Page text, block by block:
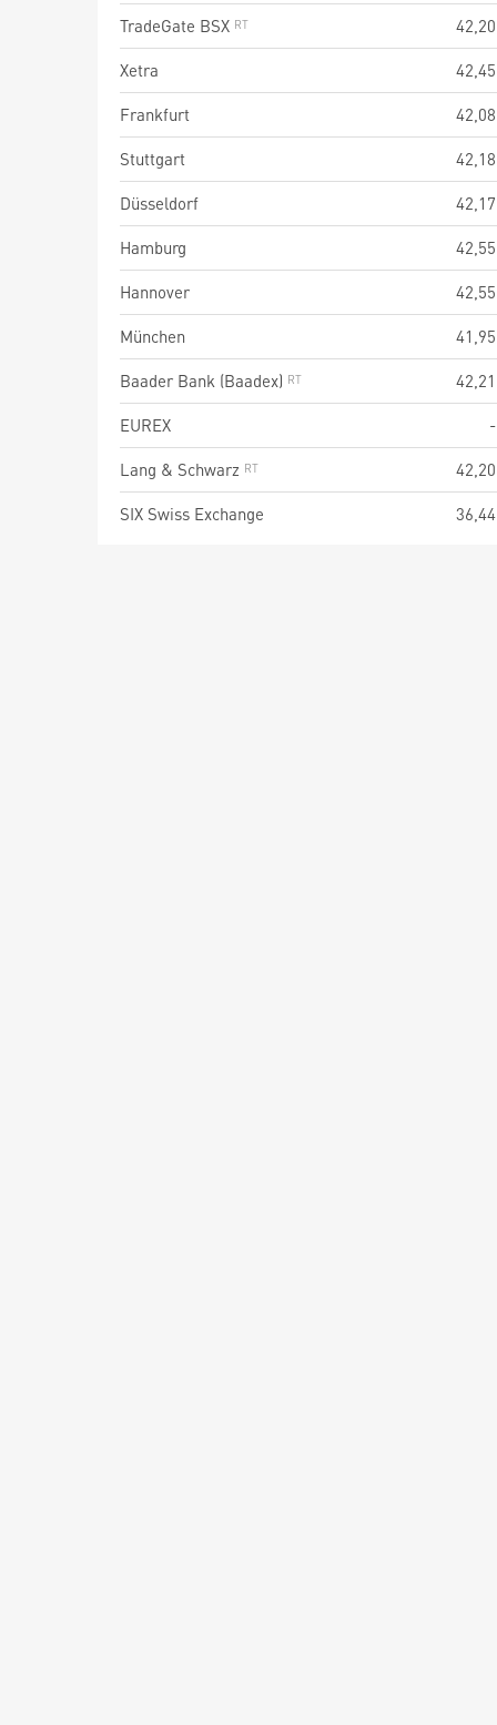
TradeGate BSX
42,20
Xetra
42,45
Frankfurt
42,08
Stuttgart
42,18
Düsseldorf
42,17
Hamburg
42,55
Hannover
42,55
München
41,95
Baader Bank (Baadex)
42,21
EUREX
-
Lang & Schwarz
42,20
SIX Swiss Exchange
36,44